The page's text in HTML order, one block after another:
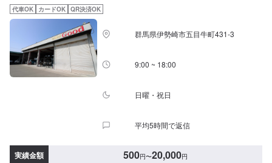
の燃料代はお客様にご負担いただいております。※内容などにより貸し出し出
来かねる場合もございます。-----ご来店時の注意、受付方法-----入庫の際はお
気をつけてお越しください。駐車スペースは事務所前のお客様駐車スペース
に駐車してください。受付はスタッフへ「メンテモで予約しました」とお伝
えください。ご案内いたします。
代車OK カードOK QR決済OK
群馬県伊勢崎市五目牛町431-3
9:00 ~ 18:00
日曜・祝日
平均5時間で返信
実績金額 500円〜20,000円